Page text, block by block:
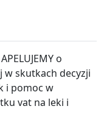
o
skutkach decyzji
i pomoc w
vat na leki i